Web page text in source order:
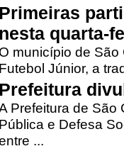
Primeiras
nesta quarta-
O município de
Futebol Júnior, a
Prefeitura
Prefeitura de São
Pública e Defesa
...